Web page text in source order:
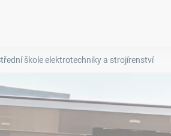
škole elektrotechniky a strojírenství